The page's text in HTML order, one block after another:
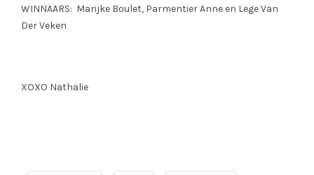
WINNAARS: Marijke Boulet, Parmentier Anne en Lege Van
Der Veken
XOXO Nathalie